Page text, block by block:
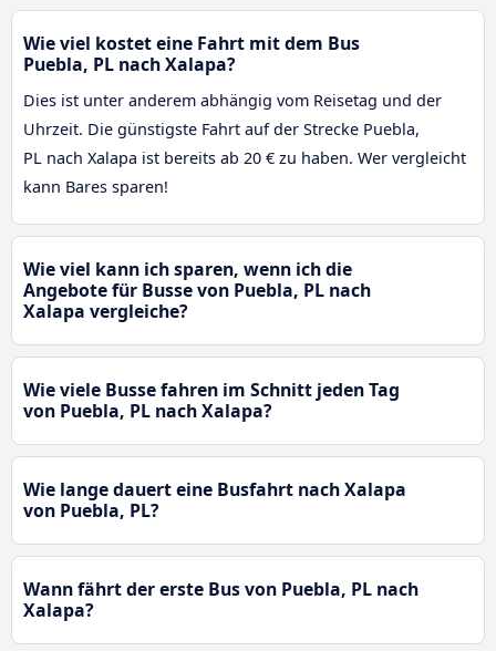
Wie viel kostet eine Fahrt mit dem Bus
Puebla, PL nach Xalapa?
Dies ist unter anderem abhängig vom Reisetag und der
Uhrzeit. Die günstigste Fahrt auf der Strecke Puebla,
PL nach Xalapa ist bereits ab 20 € zu haben. Wer vergleicht
kann Bares sparen!
Wie viel kann ich sparen, wenn ich die
Angebote für Busse von Puebla, PL nach
Xalapa vergleiche?
Wie viele Busse fahren im Schnitt jeden Tag
von Puebla, PL nach Xalapa?
Wie lange dauert eine Busfahrt nach Xalapa
von Puebla, PL?
Wann fährt der erste Bus von Puebla, PL nach
Xalapa?